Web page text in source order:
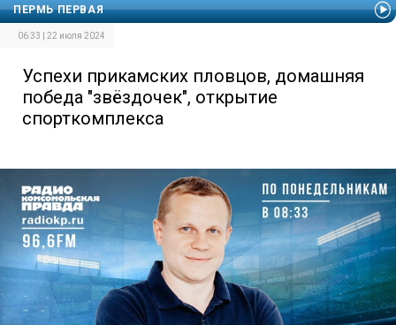
ПЕРМЬ ПЕРВАЯ
06:33 | 22 июля 2024
Успехи прикамских пловцов, домашняя
победа "звёздочек", открытие
спорткомплекса